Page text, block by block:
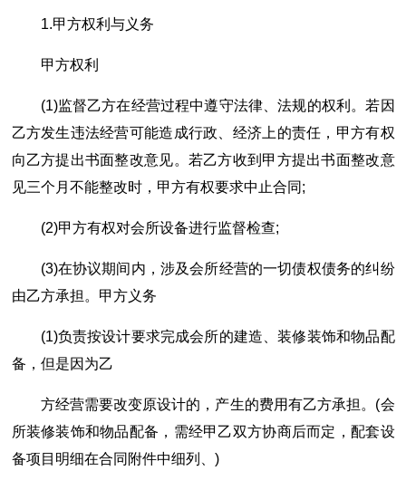
1.甲方权利与义务
甲方权利
(1)监督乙方在经营过程中遵守法律、法规的权利。若因
乙方发生违法经营可能造成行政、经济上的责任，甲方有权
向乙方提出书面整改意见。若乙方收到甲方提出书面整改意
见三个月不能整改时，甲方有权要求中止合同;
(2)甲方有权对会所设备进行监督检查;
(3)在协议期间内，涉及会所经营的一切债权债务的纠纷
由乙方承担。甲方义务
(1)负责按设计要求完成会所的建造、装修装饰和物品配
备，但是因为乙
方经营需要改变原设计的，产生的费用有乙方承担。(会
所装修装饰和物品配备，需经甲乙双方协商后而定，配套设
备项目明细在合同附件中细列、)